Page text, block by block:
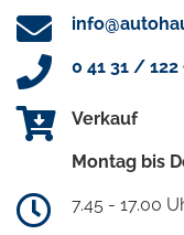
0 41 31 / 122
Verkauf
Montag bis
7.45 - 17.00